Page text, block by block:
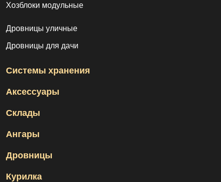
Хозблоки модульные
Дровницы уличные
Дровницы для дачи
Системы хранения
Аксессуары
Склады
Ангары
Дровницы
Курилка